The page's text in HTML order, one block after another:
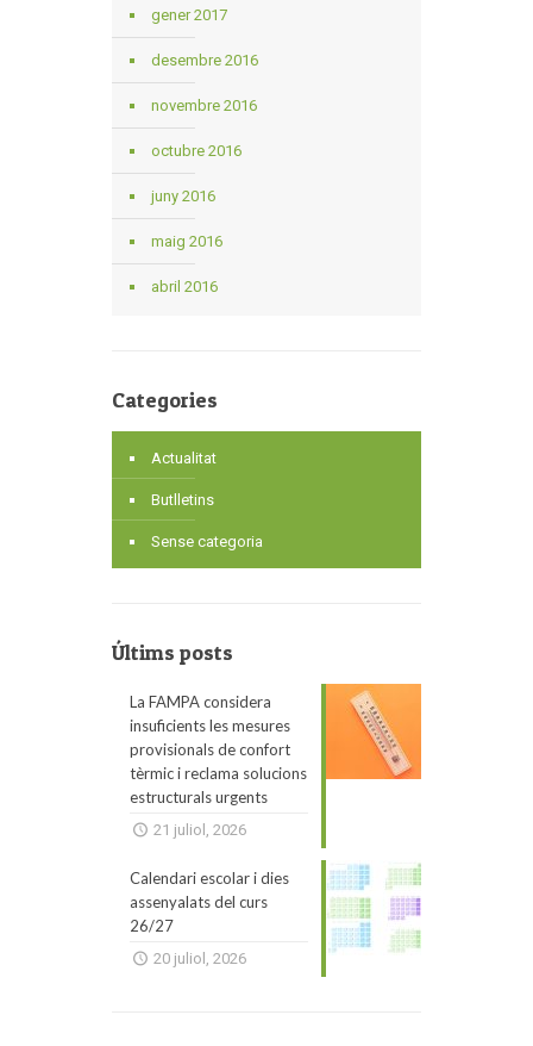
gener 2017
desembre 2016
novembre 2016
octubre 2016
juny 2016
maig 2016
abril 2016
Categories
Actualitat
Butlletins
Sense categoria
Últims posts
La FAMPA considera
insuficients les mesures
provisionals de confort
tèrmic i reclama solucions
estructurals urgents
21 juliol, 2026
Calendari escolar i dies
assenyalats del curs
26/27
20 juliol, 2026